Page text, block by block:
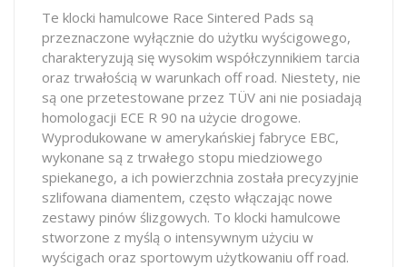
Te klocki hamulcowe Race Sintered Pads są
przeznaczone wyłącznie do użytku wyścigowego,
charakteryzują się wysokim współczynnikiem tarcia
oraz trwałością w warunkach off road. Niestety, nie
są one przetestowane przez TÜV ani nie posiadają
homologacji ECE R 90 na użycie drogowe.
Wyprodukowane w amerykańskiej fabryce EBC,
wykonane są z trwałego stopu miedziowego
spiekanego, a ich powierzchnia została precyzyjnie
szlifowana diamentem, często włączając nowe
zestawy pinów ślizgowych. To klocki hamulcowe
stworzone z myślą o intensywnym użyciu w
wyścigach oraz sportowym użytkowaniu off road.